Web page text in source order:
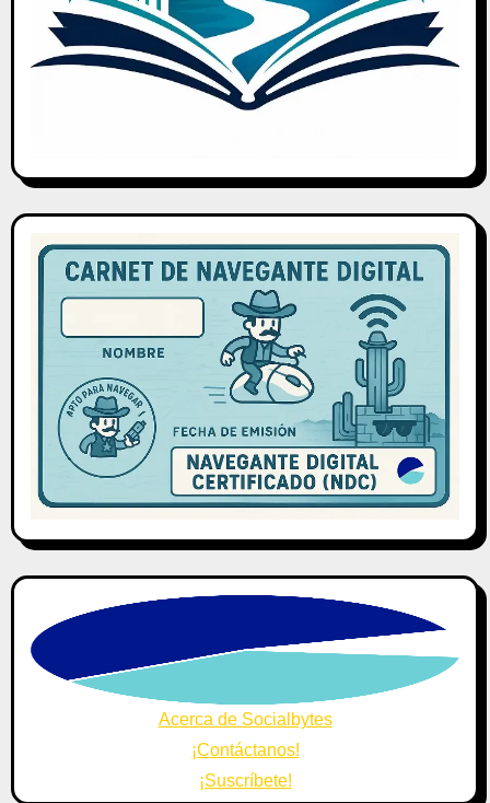
Acerca de Socialbytes
¡Contáctanos!
¡Suscríbete!